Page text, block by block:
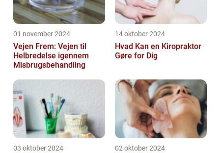
01 november 2024
Vejen Frem: Vejen til
Helbredelse igennem
Misbrugsbehandling
14 oktober 2024
Hvad Kan en Kiropraktor
Gøre for Dig
03 oktober 2024 02 oktober 2024